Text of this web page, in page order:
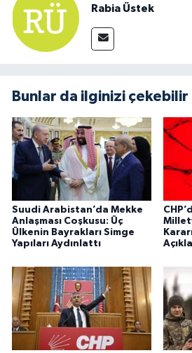
Rabia Üstek
Bunlar da ilginizi çekebilir
Suudi Arabistan’da Mekke
Anlaşması Coşkusu: Üç
Ülkenin Bayrakları Simge
Yapıları Aydınlattı